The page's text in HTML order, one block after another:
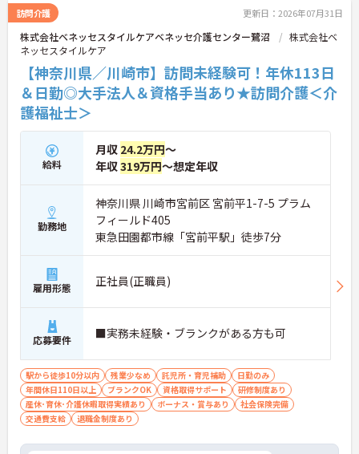
もあり、ライフステージに応じた無理のないペース
で、着実にステップアップを図れる基盤が整ってい
ます。
★おすすめPOINT★
【コアタイム無しのフレックス制で柔軟な働き方が
実現できます】
・出退勤の時間を柔軟に調整できるフレックスタイ
ム制を採用しており、ご自身のペースや訪問予定に
合わせたスケジュール管理が可能です
・ご自宅からの直行直帰など効率的な働き方も実践
できることで、業務の負担を軽減しながらメリハリ
をつけて活躍できます
【サ責未経験から挑戦でき、長期的なキャリア形成
が期待できます】
・訪問介護の経験があればサービス提供責任者が未
経験でも相談可能で、ヘルパーの指導や業務調整な
どのマネジメントスキルを実践的に学べる体制があ
ります
・介護支援専門員などの資格取得支援制度に加え、
75歳までの再雇用制度が設けられており、長期的な
視野で専門性を高めていけます
っています】
・安定した収入アップが見込める環境です
・未就学児への保育手当や、医療費・市販薬の補助
が受けられる共済会制度が充実しており、ご家庭と
の両立を強力にバックアップします
訪問介護 更新日：2026年07月31日
株式会社ベネッセスタイルケアベネッセ介護センター鷺沼
株式会社ベ
ネッセスタイルケア
【神奈川県／川崎市】訪問未経験可！年休113日
＆日勤◎大手法人＆資格手当あり★訪問介護＜介
護福祉士＞
給料
月収 24.2万円～
年収319万円～想定年収
勤務地
神奈川県 川崎市宮前区 宮前平1-7-5 プラム
フィールド405
東急田園都市線「宮前平駅」徒歩7分
雇用形態 正社員(正職員)
応募要件 ■実務未経験・ブランクがある方も可
駅から徒歩10分以内 残業少なめ 託児所・育児補助
日勤のみ
年間休日110日以上
ブランクOK 資格取得サポート
研修制度あり
産休･育休･介護休暇取得実績あり
ボーナス・賞与あり
社会保険完備
交通費支給
退職金制度あり